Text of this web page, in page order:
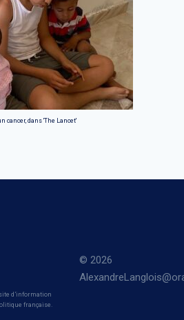
cancer, dans 'The Lancet'
d’information
française.
© 2026